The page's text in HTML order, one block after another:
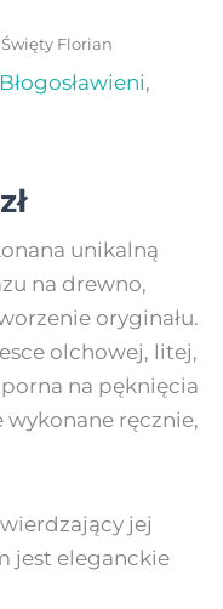
Florian
,
zł
unikalną
na drewno,
oryginału.
olchowej, litej,
na pęknięcia
wykonane ręcznie,
jej
jest eleganckie